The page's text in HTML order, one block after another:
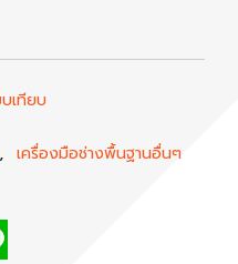
เทียบ
, เครื่องมือช่างพื้นฐานอื่นๆ